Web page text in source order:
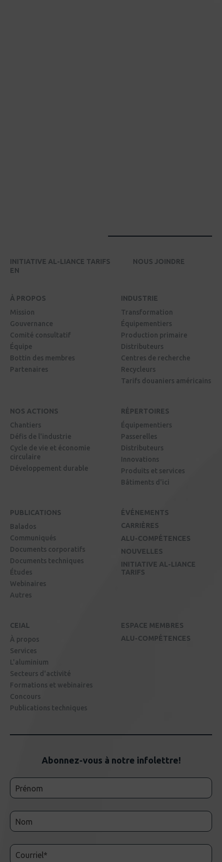
INITIATIVE AL-LIANCE TARIFS
NOUS JOINDRE
EN
À PROPOS
Mission
Gouvernance
Comité consultatif
Équipe
Bottin des membres
Partenaires
INDUSTRIE
Transformation
Équipementiers
Production primaire
Distributeurs
Centres de recherche
Recycleurs
Tarifs douaniers américains
NOS ACTIONS
Chantiers
Défis de l'industrie
Cycle de vie et économie
circulaire
Développement durable
RÉPERTOIRES
Équipementiers
Passerelles
Distributeurs
Innovations
Produits et services
Bâtiments d'ici
PUBLICATIONS
Balados
Communiqués
Documents corporatifs
Documents techniques
Études
Webinaires
Autres
ÉVÉNEMENTS
CARRIÈRES
ALU-COMPÉTENCES
NOUVELLES
INITIATIVE AL-LIANCE
TARIFS
CEIAL
À propos
Services
L'aluminium
Secteurs d'activité
Formations et webinaires
Concours
Publications techniques
ESPACE MEMBRES
ALU-COMPÉTENCES
Abonnez-vous à notre infolettre!